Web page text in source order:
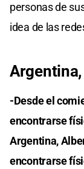
personas de
idea de las
-Desde el
encontrarse
Argentina,
encontrarse